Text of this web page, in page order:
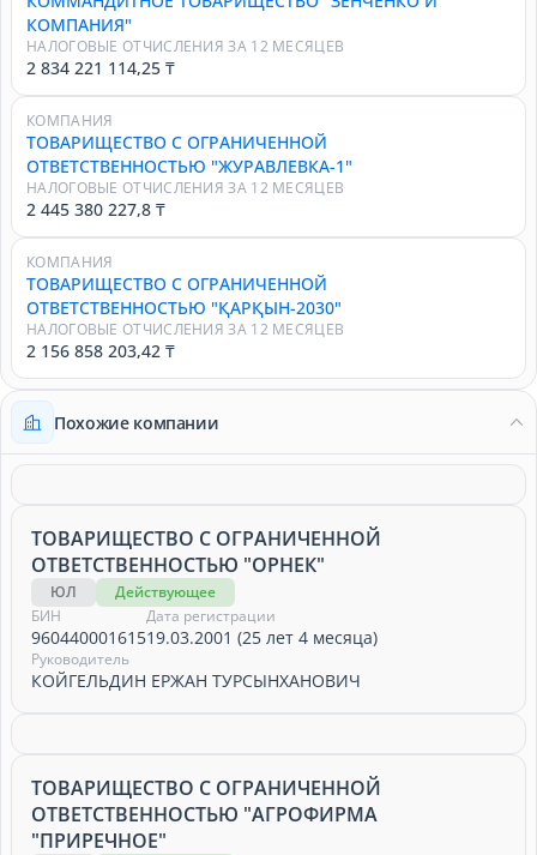
КОМПАНИЯ"
НАЛОГОВЫЕ ОТЧИСЛЕНИЯ ЗА 12 МЕСЯЦЕВ
2 834 221 114,25 ₸
КОМПАНИЯ
ТОВАРИЩЕСТВО С ОГРАНИЧЕННОЙ
ОТВЕТСТВЕННОСТЬЮ "ЖУРАВЛЕВКА-1"
НАЛОГОВЫЕ ОТЧИСЛЕНИЯ ЗА 12 МЕСЯЦЕВ
2 445 380 227,8 ₸
КОМПАНИЯ
ТОВАРИЩЕСТВО С ОГРАНИЧЕННОЙ
ОТВЕТСТВЕННОСТЬЮ "ҚАРҚЫН-2030"
НАЛОГОВЫЕ ОТЧИСЛЕНИЯ ЗА 12 МЕСЯЦЕВ
2 156 858 203,42 ₸
Похожие компании
ТОВАРИЩЕСТВО С ОГРАНИЧЕННОЙ
ОТВЕТСТВЕННОСТЬЮ "ОРНЕК"
ЮЛ
Действующее
БИН
960440001615
Дата регистрации
19.03.2001 (25 лет 4 месяца)
Руководитель
КОЙГЕЛЬДИН ЕРЖАН ТУРСЫНХАНОВИЧ
ТОВАРИЩЕСТВО С ОГРАНИЧЕННОЙ
ОТВЕТСТВЕННОСТЬЮ "АГРОФИРМА
"ПРИРЕЧНОЕ"